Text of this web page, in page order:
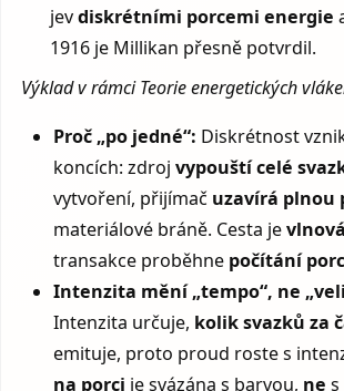
jevdiskrétními porcemi energie
1916 je Millikan přesně potvrdil.
Výklad v rámci Teorie energetických
Proč „po jedné“: Diskrétnost
koncích: zdrojvypouští celé
vytvoření, přijímač uzavírá plnou
materiálové bráně. Cesta jevlnová
transakce proběhne počítání
Intenzita mění „tempo“, ne
Intenzita určuje, kolik svazků za
emituje, proto proud roste s
na porci je svázána s barvou, ne